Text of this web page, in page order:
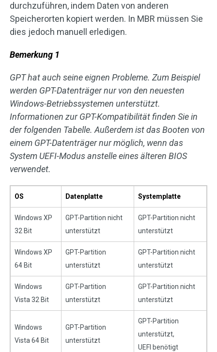
durchzuführen, indem Daten von anderen
Speicherorten kopiert werden. In MBR müssen Sie
dies jedoch manuell erledigen.
Bemerkung 1
GPT hat auch seine eignen Probleme. Zum Beispiel
werden GPT-Datenträger nur von den neuesten
Windows-Betriebssystemen unterstützt.
Informationen zur GPT-Kompatibilität finden Sie in
der folgenden Tabelle. Außerdem ist das Booten von
einem GPT-Datenträger nur möglich, wenn das
System UEFI-Modus anstelle eines älteren BIOS
verwendet.
OS Datenplatte Systemplatte
Windows XP
32 Bit
GPT-Partition nicht
unterstützt
GPT-Partition nicht
unterstützt
Windows XP
64 Bit
GPT-Partition
unterstützt
GPT-Partition nicht
unterstützt
Windows
Vista 32 Bit
GPT-Partition
unterstützt
GPT-Partition nicht
unterstützt
Windows
Vista 64 Bit
GPT-Partition
unterstützt
GPT-Partition
unterstützt,
UEFI benötigt